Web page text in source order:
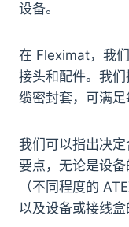
设备。
在 Fleximat，我
接头和配件。我
缆密封套，可满足
我们可以指出决
要点，无论是设
（不同程度的
以及设备或接线盒